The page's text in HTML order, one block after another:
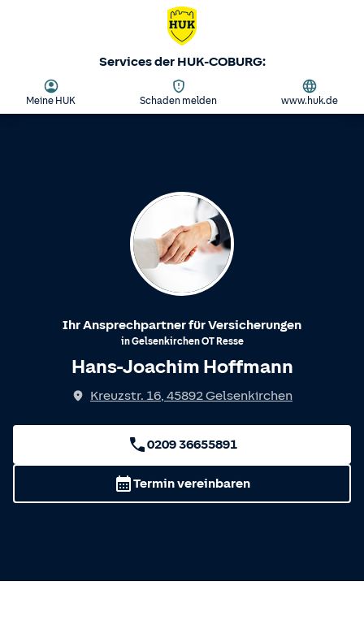
Services der HUK-COBURG:
Meine HUK Schaden melden www.huk.de
Ihr Ansprechpartner für Versicherungen
inGelsenkirchenOT Resse
Hans-Joachim Hoffmann
Kreuzstr. 16, 45892Gelsenkirchen
0209 36655891
Termin vereinbaren